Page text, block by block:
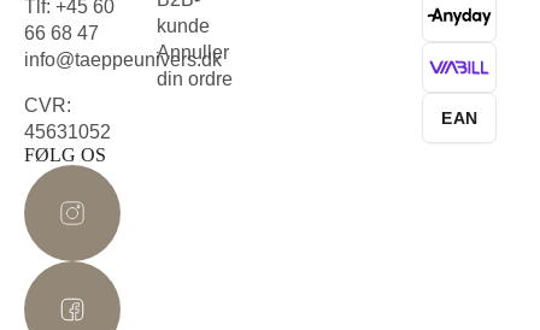
Tlf: +45 60
66 68 47
info@taeppeunivers.dk
CVR:
45631052
FØLG OS
kunde
Annuller
din ordre
EAN